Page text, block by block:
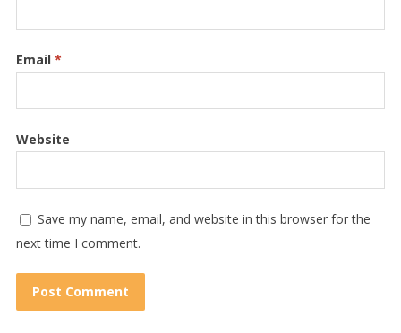
Email *
Website
Save my name, email, and website in this browser for the
next time I comment.